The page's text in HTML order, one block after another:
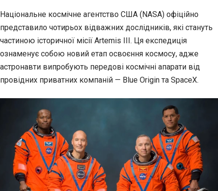
Національне космічне агентство США (NASA) офіційно
представило чотирьох відважних дослідників, які стануть
частиною історичної місії Artemis III. Ця експедиція
ознаменує собою новий етап освоєння космосу, адже
астронавти випробують передові космічні апарати від
провідних приватних компаній — Blue Origin та SpaceX.